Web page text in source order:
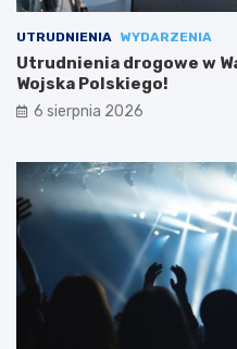
UTRUDNIENIA WYDARZENIA
Utrudnienia drogowe w
Wojska Polskiego!
6 sierpnia 2026